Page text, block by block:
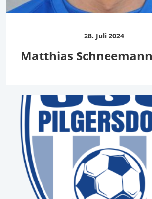
28. Juli 2024
Matthias Schneemann